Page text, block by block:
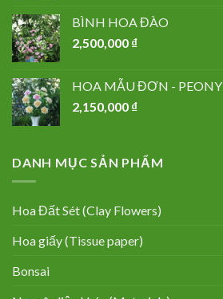
BÌNH HOA ĐÀO
2,500,000 ₫
HOA MẪU ĐƠN - PEONY
2,150,000 ₫
DANH MỤC SẢN PHẨM
Hoa Đất Sét (Clay Flowers)
Hoa giấy (Tissue paper)
Bonsai